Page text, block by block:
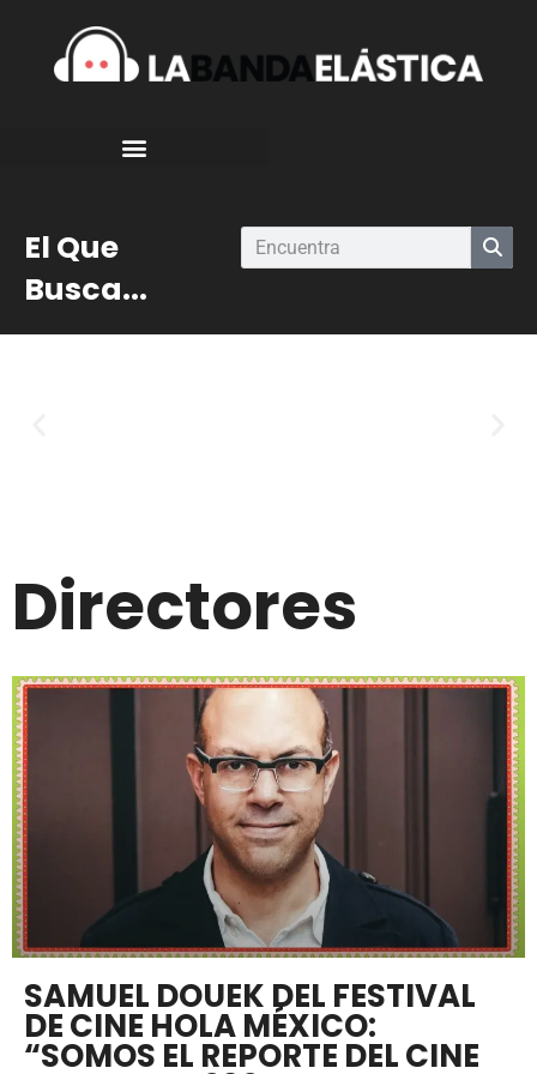
El Que
Busca...
Directores
SAMUEL DOUEK DEL FESTIVAL
DE CINE HOLA MÉXICO:
“SOMOS EL REPORTE DEL CINE